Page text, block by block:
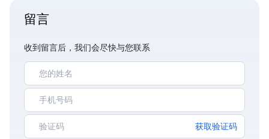
留言
收到留言后，我们会尽快与您联系
获取验证码